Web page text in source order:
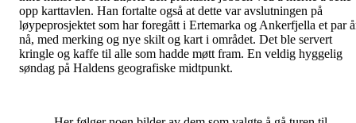
opp karttavlen. Han fortalte også at dette var avslutningen på
løypeprosjektet som har foregått i Ertemarka og Ankerfjella et par
nå, med merking og nye skilt og kart i området. Det ble servert
kringle og kaffe til alle som hadde møtt fram. En veldig hyggelig
søndag på Haldens geografiske midtpunkt.